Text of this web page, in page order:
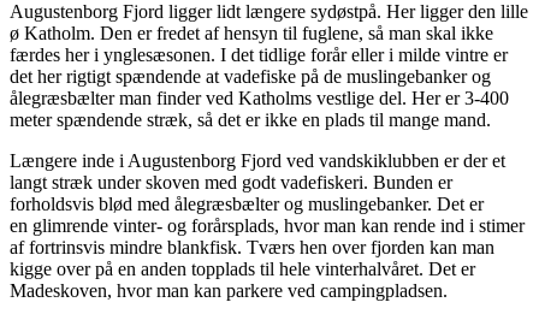
Augustenborg Fjord ligger lidt længere sydøstpå. Her ligger den lille
ø Katholm. Den er fredet afhensyn til fuglene, så man skal ikke
færdes her i ynglesæsonen. I det tidlige forår eller i milde vintre er
det her rigtigt spændende at vadefiske på de muslingebanker og
ålegræsbælter man finder ved Katholms vestlige del. Her er 3-400
meter spændende stræk, så det er ikke en plads til mange mand.
Længere inde i Augustenborg Fjord ved vandskiklubben er der et
langt stræk under skoven med godt vadefiskeri. Bunden er
forholdsvis blød med ålegræsbælter og muslingebanker. Det er
en glimrende vinter- og forårsplads, hvor man kan rende ind i stimer
af fortrinsvis mindre blankfisk. Tværs hen over fjorden kan man
kigge over på en anden topplads til hele vinterhalvåret. Det er
Madeskoven, hvor man kan parkere ved campingpladsen.